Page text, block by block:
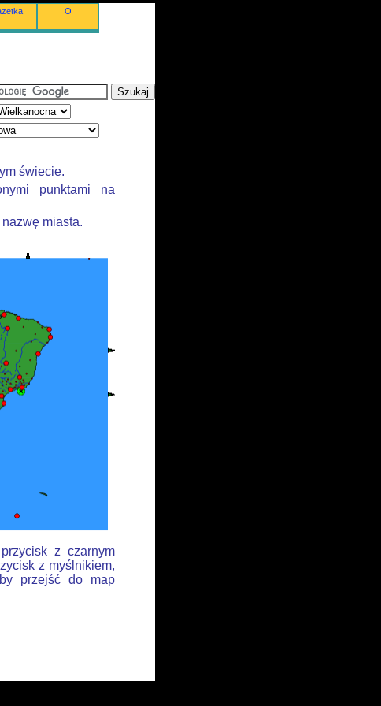
O
świecie.
punktami na
miasta.
z czarnym
z myślnikiem,
przejść do map